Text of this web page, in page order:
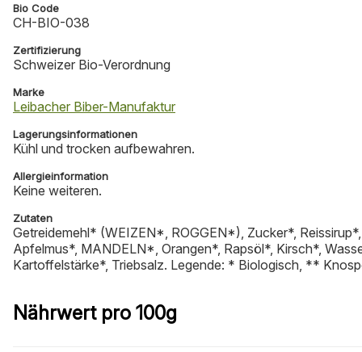
Bio Code
CH-BIO-038
Zertifizierung
Schweizer Bio-Verordnung
Marke
Leibacher Biber-Manufaktur
Lagerungsinformationen
Kühl und trocken aufbewahren.
Allergieinformation
Keine weiteren.
Zutaten
Getreidemehl* (WEIZEN*, ROGGEN*), Zucker*,
Apfelmus*, MANDELN*, Orangen*, Rapsöl*, Kirsch*,
Kartoffelstärke*, Triebsalz. Legende: * Biologisch, **
Nährwert pro 100g